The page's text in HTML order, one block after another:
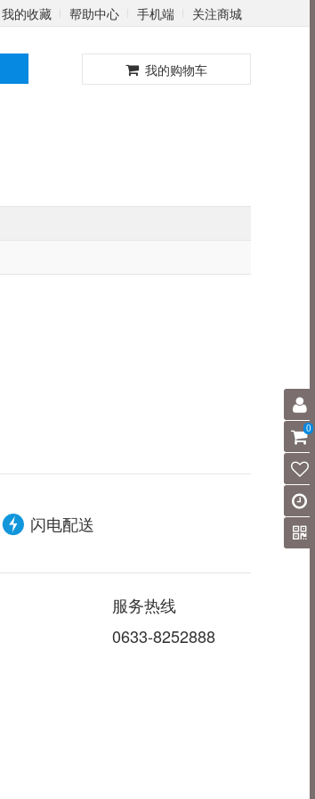
我的收藏 帮助中心 手机端 关注商城
我的购物车
闪电配送
服务热线
0633-8252888
0